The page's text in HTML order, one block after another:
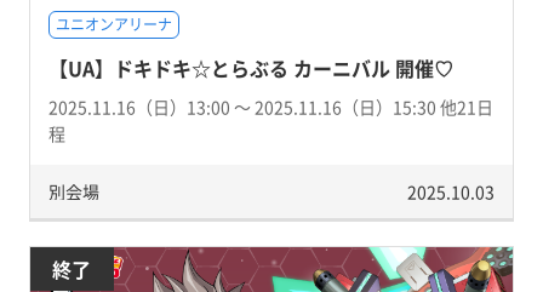
ユニオンアリーナ
【UA】ドキドキ☆とらぶる カーニバル 開催♡
2025.11.16（日）13:00 〜 2025.11.16（日）15:30 他21日
程
別会場 2025.10.03
終了